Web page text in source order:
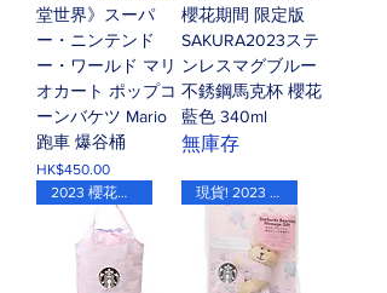
堂世界》スーパ
ー・ニンテンド
ー・ワールド マリ
オカート ポップコ
ーンバケツ Mario
跑車 爆谷桶
價格
HK$450.00
櫻花期間 限定版
SAKURA2023ステ
ンレスマグブルー
不銹鋼馬克杯 櫻花
藍色 340ml
無庫存
2023 櫻花期間限定版 現貨! 2023 櫻花期間限定版